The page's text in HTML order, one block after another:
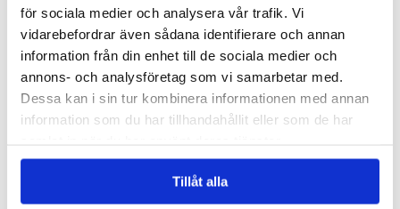
för sociala medier och analysera vår trafik. Vi
vidarebefordrar även sådana identifierare och annan
information från din enhet till de sociala medier och
annons- och analysföretag som vi samarbetar med.
Dessa kan i sin tur kombinera informationen med annan
information som du har tillhandahållit eller som de har
Tillåt alla